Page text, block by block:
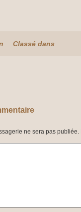
Classé dans
ne sera pas publiée.